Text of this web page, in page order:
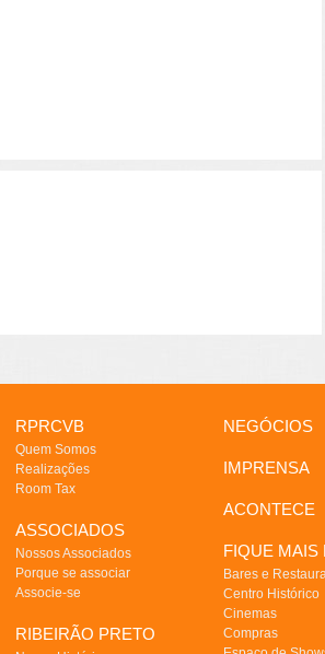
RPRCVB
Quem Somos
Realizações
Room Tax
ASSOCIADOS
Nossos Associados
Porque se associar
Associe-se
RIBEIRÃO PRETO
NEGÓCIOS
IMPRENSA
ACONTECE
FIQUE MAIS
Bares e
Centro Histórico
Cinemas
Compras